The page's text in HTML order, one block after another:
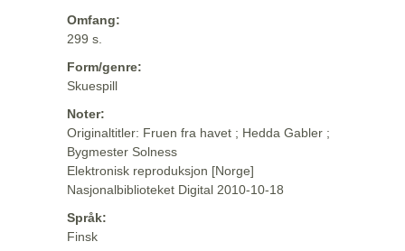
Omfang:
299 s.
Form/genre:
Skuespill
Noter:
Originaltitler: Fruen fra havet ; Hedda Gabler ;
Bygmester Solness
Elektronisk reproduksjon [Norge]
Nasjonalbiblioteket Digital 2010-10-18
Språk:
Finsk